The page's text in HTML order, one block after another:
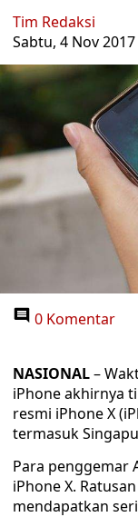
Tim Redaksi
Sabtu, 4 Nov 2017
0 Komentar
NASIONAL–
iPhone akhirnya
resmi iPhone X
termasuk
Para penggemar
iPhone X.
mendapatkan